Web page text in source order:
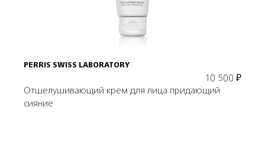
В корзину
PERRIS SWISS LABORATORY
10 500 ₽
Отшелушивающий крем для лица придающий
сияние